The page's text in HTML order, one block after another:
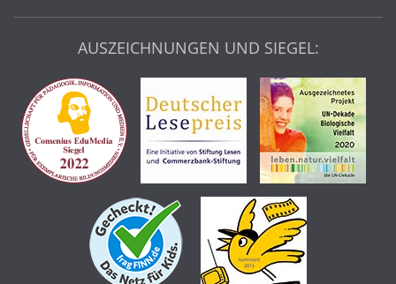
AUSZEICHNUNGEN UND SIEGEL: